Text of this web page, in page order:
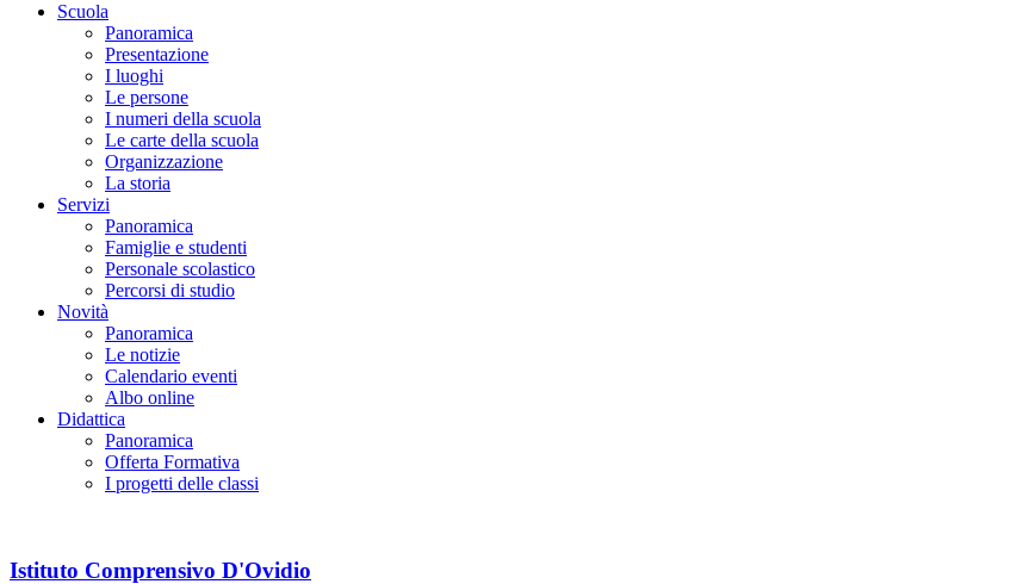
Scuola
Panoramica
Presentazione
I luoghi
Le persone
I numeri della scuola
Le carte della scuola
Organizzazione
La storia
Servizi
Panoramica
Famiglie e studenti
Personale scolastico
Percorsi di studio
Novità
Panoramica
Le notizie
Calendario eventi
Albo online
Didattica
Panoramica
Offerta Formativa
I progetti delle classi
Istituto Comprensivo D'Ovidio